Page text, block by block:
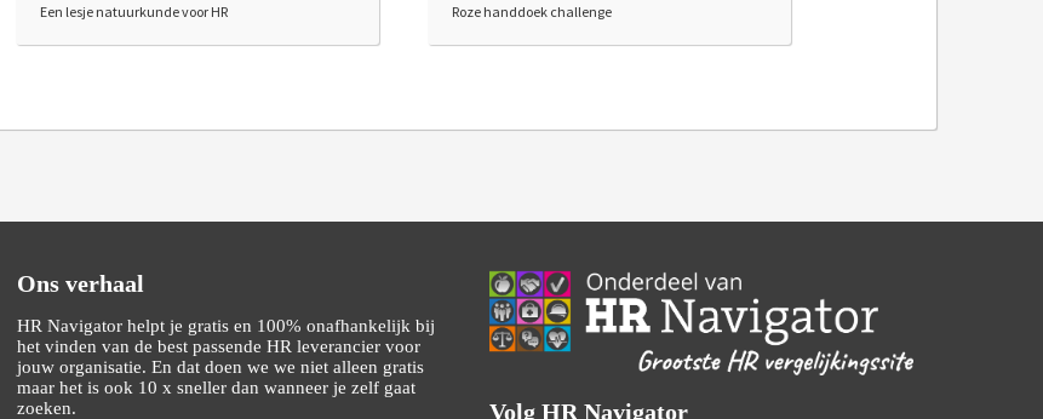
Een lesje natuurkunde voor HR Roze handdoek challenge
Ons verhaal
HR Navigator helpt je gratis en 100% onafhankelijk bij
het vinden van de best passende HR leverancier voor
jouw organisatie. En dat doen we we niet alleen gratis
maar het is ook 10 x sneller dan wanneer je zelf gaat
zoeken.
Volg HR Navigator